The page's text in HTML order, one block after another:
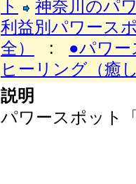
ト
神奈川のパ
利益別パワース
全）
: ●パワ
ヒーリング（癒
説明
パワースポット